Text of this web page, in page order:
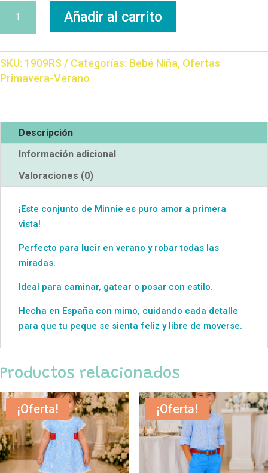
Rosa
cantidad
Añadir al carrito
SKU: 1909RS Categorías: Bebé Niña, Ofertas
Primavera-Verano
Descripción
Información adicional
Valoraciones (0)
¡Este conjunto de Minnie es puro amor a primera
vista!
Perfecto para lucir en verano y robar todas las
miradas.
Ideal para caminar, gatear o posar con estilo.
Hecha en España con mimo, cuidando cada detalle
para que tu peque se sienta feliz y libre de moverse.
Productos relacionados
¡Oferta! ¡Oferta!